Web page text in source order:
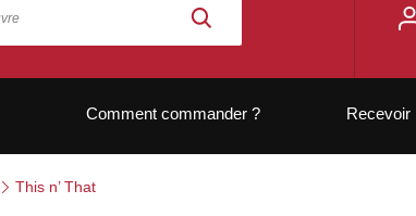
Comment commander ? Recevoir
This n’ That